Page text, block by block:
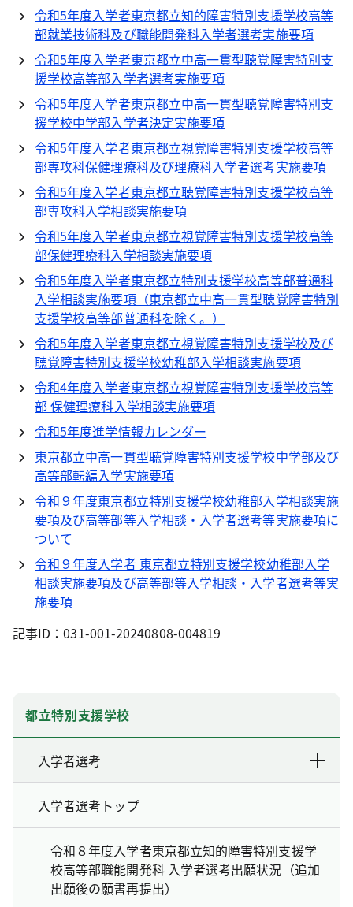
令和5年度入学者東京都立知的障害特別支援学校高等
部就業技術科及び職能開発科入学者選考実施要項
令和5年度入学者東京都立中高一貫型聴覚障害特別支
援学校高等部入学者選考実施要項
令和5年度入学者東京都立中高一貫型聴覚障害特別支
援学校中学部入学者決定実施要項
令和5年度入学者東京都立視覚障害特別支援学校高等
部専攻科保健理療科及び理療科入学者選考実施要項
令和5年度入学者東京都立聴覚障害特別支援学校高等
部専攻科入学相談実施要項
令和5年度入学者東京都立視覚障害特別支援学校高等
部保健理療科入学相談実施要項
令和5年度入学者東京都立特別支援学校高等部普通科
入学相談実施要項（東京都立中高一貫型聴覚障害特別
支援学校高等部普通科を除く。）
令和5年度入学者東京都立視覚障害特別支援学校及び
聴覚障害特別支援学校幼稚部入学相談実施要項
令和4年度入学者東京都立視覚障害特別支援学校高等
部 保健理療科入学相談実施要項
令和5年度進学情報カレンダー
東京都立中高一貫型聴覚障害特別支援学校中学部及び
高等部転編入学実施要項
令和９年度東京都立特別支援学校幼稚部入学相談実施
要項及び高等部等入学相談・入学者選考等実施要項に
ついて
令和９年度入学者 東京都立特別支援学校幼稚部入学
相談実施要項及び高等部等入学相談・入学者選考等実
施要項
記事ID：031-001-20240808-004819
都立特別支援学校
入学者選考
入学者選考トップ
令和８年度入学者東京都立知的障害特別支援学
校高等部職能開発科 入学者選考出願状況（追加
出願後の願書再提出）